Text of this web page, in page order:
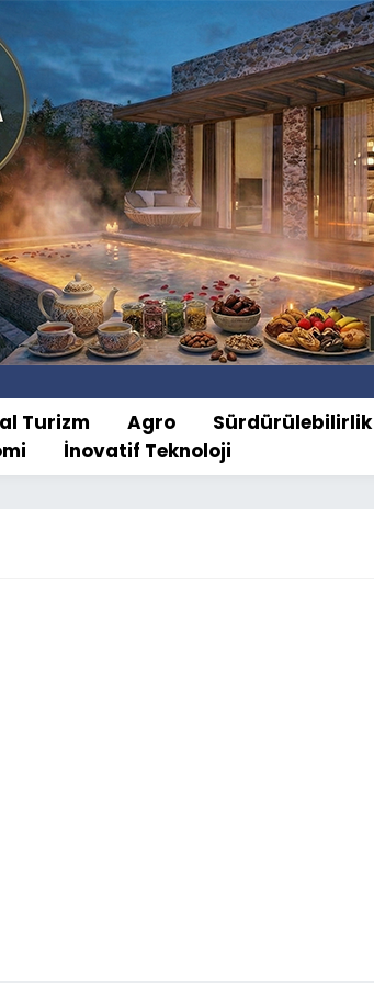
Turizm Agro
Sürdürülebilirlik
İnovatif Teknoloji